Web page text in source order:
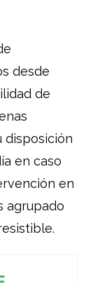
desde
de
disposición
en caso
en
agrupado